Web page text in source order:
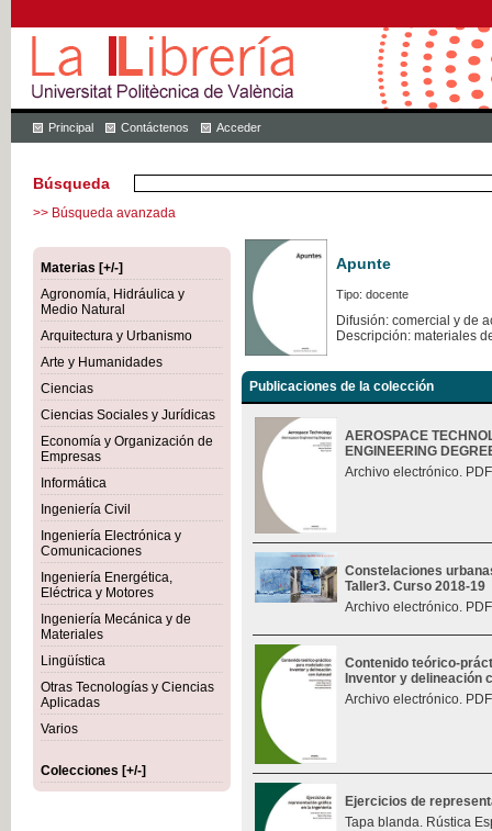
Principal Contáctenos Acceder
Búsqueda
>> Búsqueda avanzada
Materias [+/-]
Agronomía, Hidráulica y
Medio Natural
Arquitectura y Urbanismo
Arte y Humanidades
Ciencias
Ciencias Sociales y Jurídicas
Economía y Organización de
Empresas
Informática
Ingeniería Civil
Ingeniería Electrónica y
Comunicaciones
Ingeniería Energética,
Eléctrica y Motores
Ingeniería Mecánica y de
Materiales
Lingüística
Otras Tecnologías y Ciencias
Aplicadas
Varios
Colecciones [+/-]
Apunte
Tipo: docente
Difusión: comercial y de
Descripción: materiales
Publicaciones de la colección
AEROSPACE
ENGINEERING
Archivo electrónico.
Constelaciones
Taller3. Curso 2018-19
Archivo electrónico.
Contenido teórico-
Inventor y delineación
Archivo electrónico.
Ejercicios de
Tapa blanda. Rústica